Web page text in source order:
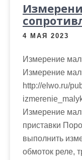
4 МАЯ 2023
Измерение
Измерение
http://elwo.ru/
Измерение
приставки
выполнить
обмоток реле,